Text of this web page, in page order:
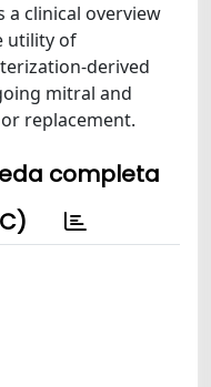
a clinical overview
utility of
derived
mitral and
replacement.
completa